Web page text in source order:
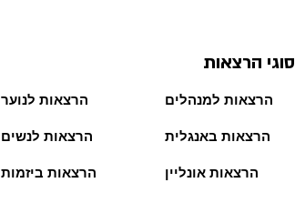
סוגי הרצאות
הרצאות לנוער
הרצאות לנשים
הרצאות ביזמות
הרצאות למנהלים
הרצאות באנגלית
הרצאות אונליין